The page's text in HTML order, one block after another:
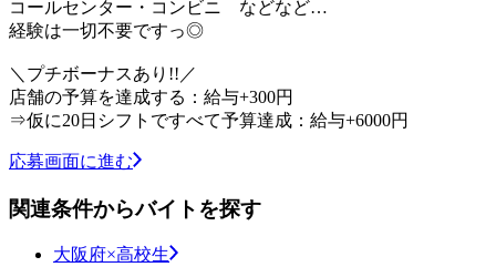
コールセンター・コンビニ などなど…
経験は一切不要ですっ◎
＼プチボーナスあり!!／
店舗の予算を達成する：給与+300円
⇒仮に20日シフトですべて予算達成：給与+6000円
応募画面に進む
関連条件からバイトを探す
大阪府×高校生